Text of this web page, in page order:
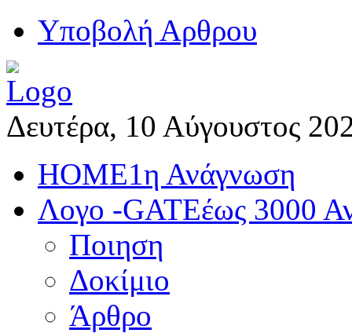
Yποβολή Αρθρου
Δευτέρα, 10 Αύγουστος
HOME1η Ανάγνωση
Λογο -GATEέως 3000
Ποιηση
Δοκίμιο
Άρθρο